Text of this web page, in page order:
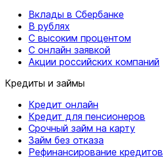
Вклады в Сбербанке
В рублях
С высоким процентом
С онлайн заявкой
Акции российских компаний
Кредиты и займы
Кредит онлайн
Кредит для пенсионеров
Срочный займ на карту
Займ без отказа
Рефинансирование кредитов